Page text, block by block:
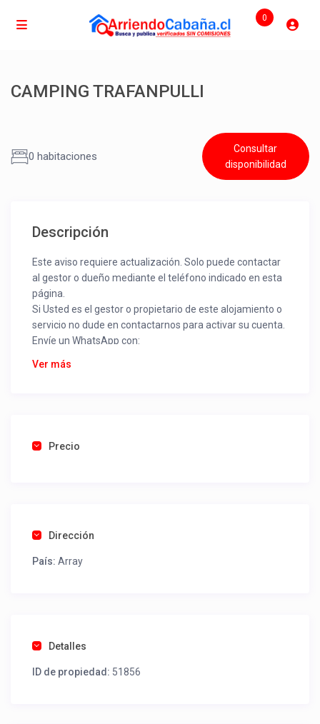
0
CAMPING TRAFANPULLI
0 habitaciones
Consultar
disponibilidad
Descripción
Este aviso requiere actualización. Solo puede contactar
al gestor o dueño mediante el teléfono indicado en esta
página.
Si Usted es el gestor o propietario de este alojamiento o
servicio no dude en contactarnos para activar su cuenta.
Envíe un WhatsApp con:
Nombre alojamiento o servicio
Una foto de cuenta de luz o agua o gas que acredite
como un profesional sin COMISIONES ni ESTAFAS.
Tel contacto propiedad:
Ver más
Precio
Dirección
País: Array
Detalles
ID de propiedad: 51856